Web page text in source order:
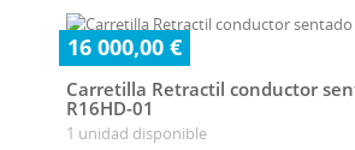
16 000,00 €
Carretilla Retractil conductor
R16HD-01
1 unidad disponible